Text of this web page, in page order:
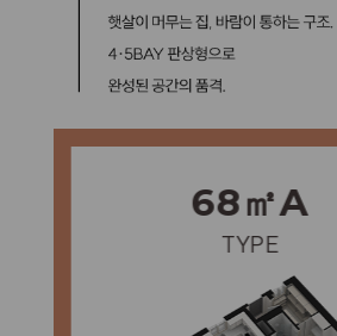
68㎡A
TYPE